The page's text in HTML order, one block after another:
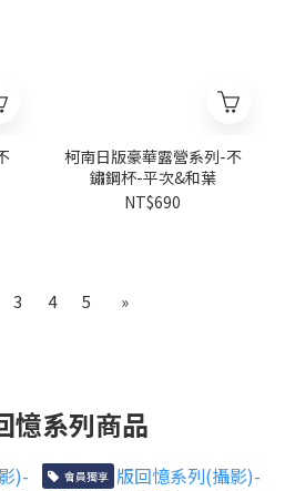
柯南日版豪華露營系列-不
鏽鋼杯-平次&和葉
NT$690
3 4 5 »
憶系列商品
會員獨享